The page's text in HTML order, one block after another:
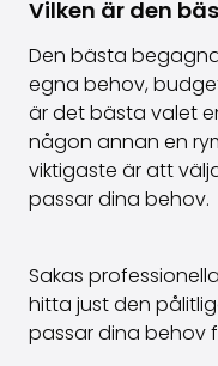
Vilken är den
Den bästa
egna behov,
är det bästa valet
någon annan en
viktigaste är att
passar dina behov.
Sakas
hitta just den
passar dina behov